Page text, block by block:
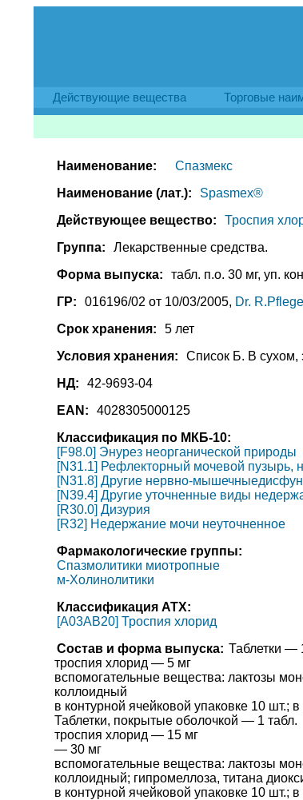
Действующие вещества Торговые
Наименование:
Спазмекс
Наименование (лат.):
Spasmex®
Действующее вещество:
Троспия
Группа:
Лекарственные средства.
Форма выпуска:
табл. п.о. 30 мг, уп.
ГР:
016196/02 от 10/03/2005, Dr.
Срок хранения:
5 лет
Условия хранения:
Список Б. В сухом,
НД:
42-9693-04
EAN:
4028305000125
Классификация по МКБ-10:
[F98.0] Энурез неорганической природы
[N31.1] Рефлекторный мочевой пузырь,
[N31.8] Другие нервно-
[N39.4] Другие уточненные виды
[R30.0] Дизурия
[R32] Недержание мочи неуточненное
Фармакологические группы:
Спазмолитики миотропные
м-Холинолитики
Классификация АТХ:
[A03AB20] Троспия хлорид
Состав и форма выпуска: Таблетки —
троспия хлорид — 5 мг
вспомогательные вещества: лактозы
коллоидный
в контурной ячейковой упаковке 10 шт.;
Таблетки, покрытые оболочкой — 1 табл.
троспия хлорид — 15 мг
— 30 мг
вспомогательные вещества: лактозы
коллоидный; гипромеллоза, титана
в контурной ячейковой упаковке 10 шт.;